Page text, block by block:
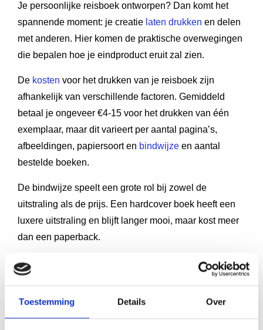
Toestemming Details Over
Je persoonlijke reisboek ontworpen? Dan komt het
spannende moment: je creatie laten drukken en delen
met anderen. Hier komen de praktische overwegingen
die bepalen hoe je eindproduct eruit zal zien.
De kosten voor het drukken van je reisboek zijn
afhankelijk van verschillende factoren. Gemiddeld
betaal je ongeveer €4-15 voor het drukken van één
exemplaar, maar dit varieert per aantal pagina’s,
afbeeldingen, papiersoort en bindwijze en aantal
bestelde boeken.
De bindwijze speelt een grote rol bij zowel de
uitstraling als de prijs. Een hardcover boek heeft een
luxere uitstraling en blijft langer mooi, maar kost meer
dan een paperback.
Je hebt keuze uit verschillende papiersoorten. Voor
boeken met veel foto’s is
ideaal,